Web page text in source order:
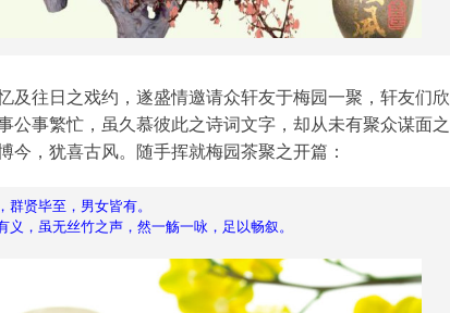
及往日之戏约，遂盛情邀请众轩友于梅园一聚，轩友们欣
公事繁忙，虽久慕彼此之诗词文字，却从未有聚众谋面之
今，犹喜古风。随手挥就梅园茶聚之开篇：
义，虽无丝竹之声，然一觞一咏，足以畅叙。